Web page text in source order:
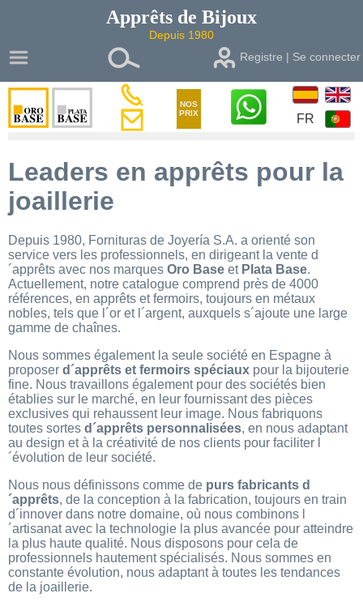
Apprêts de Bijoux
Depuis 1980
Registre | Se connecter
NOS
PRIX
FR
Leaders en apprêts pour la
joaillerie
Depuis 1980, Fornituras de Joyería S.A. a orienté son
service vers les professionnels, en dirigeant la vente d
´apprêts avec nos marques Oro Base et Plata Base.
Actuellement, notre catalogue comprend près de 4000
références, en apprêts et fermoirs, toujours en métaux
nobles, tels que l´or et l´argent, auxquels s´ajoute une large
gamme de chaînes.
Nous sommes également la seule société en Espagne à
proposer d´apprêts et fermoirs spéciaux pour la bijouterie
fine. Nous travaillons également pour des sociétés bien
établies sur le marché, en leur fournissant des pièces
exclusives qui rehaussent leur image. Nous fabriquons
toutes sortes d´apprêts personnalisées, en nous adaptant
au design et à la créativité de nos clients pour faciliter l
´évolution de leur société.
Nous nous définissons comme de purs fabricants d
´apprêts, de la conception à la fabrication, toujours en train
d´innover dans notre domaine, où nous combinons l
´artisanat avec la technologie la plus avancée pour atteindre
la plus haute qualité. Nous disposons pour cela de
professionnels hautement spécialisés. Nous sommes en
constante évolution, nous adaptant à toutes les tendances
de la joaillerie.